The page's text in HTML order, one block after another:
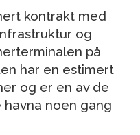
kontrakt med
og
på
har en estimert
og er en av de
noen gang